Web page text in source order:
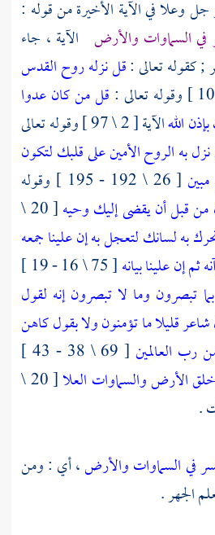
وعلا في الآية الأخيرة من قوله :
في السماوات والأرض الآية ، جاء
كقوله تعالى :قل نزله روح القدس
قل من كان عدوا
الله
الآية [ 2 \ 97 ] وقوله تعالى
نزل به الروح الأمينعلى قلبك لتكون
[ 26 \ 192 - 195 ] وقوله
من قبل أن يقضى إليك وحيه
[ 20 \
به لسانك لتعجل بهإن علينا جمعه
ثم إن علينا بيانه
[ 75 \ 16 - 19 ]
تبصرون وما لا تبصرونإنه لقول
قليلا ما تؤمنونولا بقول كاهن
رب العالمين
[ 69 \ 38 - 43 ]
الأرض والسماوات العلا
[ 20 \
في السماوات والأرض، أي : ومن
الجهر .